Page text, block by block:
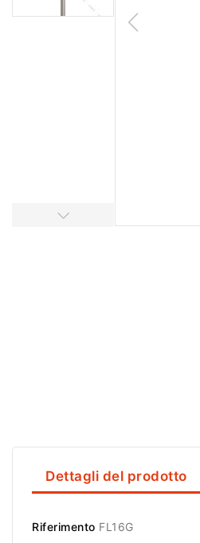
Dettagli del prodotto
Riferimento FL16G